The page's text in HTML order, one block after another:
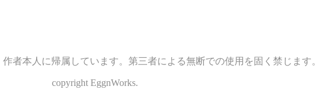
者本人に帰属しています。第三者による無断での使用を固く禁じます。
copyright EggnWorks.